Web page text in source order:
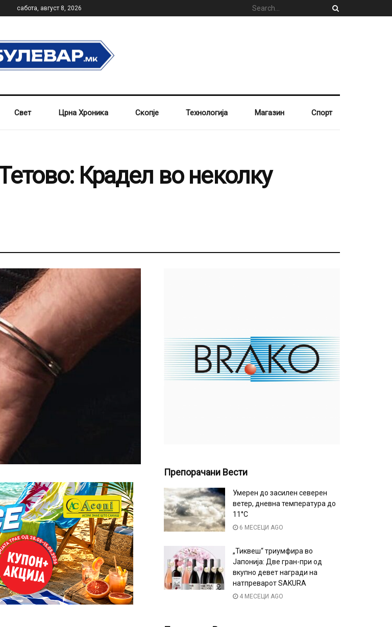
сабота, август 8, 2026
Свет Црна Хроника Скопје Технологија Магазин Спорт
Крадел во неколку
Препорачани Вести
Умерен до засилен северен
ветер, дневна температура до
11°C
6 МЕСЕЦИ AGO
„Тиквеш“ триумфира во
Јапонија: Две гран-при од
вкупно девет награди на
натпреварот SAKURA
4 МЕСЕЦИ AGO